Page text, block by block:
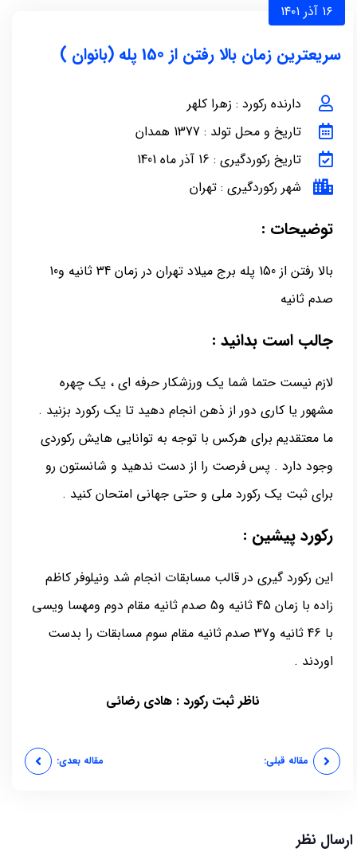
۱۶ آذر ۱۴۰۱
سریعترین زمان بالا رفتن از 150 پله (بانوان )
دارنده رکورد : زهرا کلهر
تاریخ و محل تولد : 1377 همدان
تاریخ رکوردگیری : 16 آذر ماه 1401
شهر رکوردگیری : تهران
توضیحات :
بالا رفتن از 150 پله برج میلاد تهران در زمان 34 ثانیه و10
صدم ثانیه
جالب است بدانید :
لازم نیست حتما شما یک ورزشکار حرفه ای ، یک چهره
مشهور یا کاری دور از ذهن انجام دهید تا یک رکورد بزنید .
ما معتقدیم برای هرکس با توجه به توانایی هایش رکوردی
وجود دارد . پس فرصت را از دست ندهید و شانستون رو
برای ثبت یک رکورد ملی و حتی جهانی امتحان کنید .
رکورد پیشین :
این رکورد گیری در قالب مسابقات انجام شد ونیلوفر کاظم
زاده با زمان 45 ثانیه و5 صدم ثانیه مقام دوم ومهسا ویسی
با 46 ثانیه و37 صدم ثانیه مقام سوم مسابقات را بدست
اوردند .
ناظر ثبت رکورد : هادی رضائی
مقاله قبلی: مقاله بعدی:
ارسال نظر